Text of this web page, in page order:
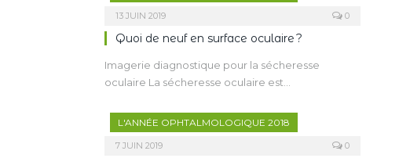
13 JUIN 2019 0
Quoi de neuf en surface oculaire ?
Imagerie diagnostique pour la sécheresse
oculaire La sécheresse oculaire est…
L'ANNÉE OPHTALMOLOGIQUE 2018
7 JUIN 2019 0